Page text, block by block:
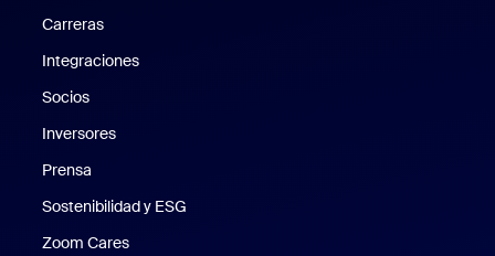
Carreras
Integraciones
Socios
Inversores
Prensa
Sostenibilidad y ESG
Zoom Cares